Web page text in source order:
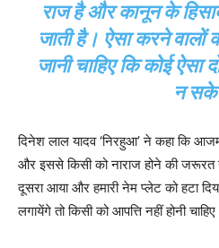
राज है और कानून के
जाती है। ऐसा करने वालों
जानी चाहिए कि कोई ऐसा
न
दिनेश लाल यादव ‘निरहुआ’ ने कहा कि
और इससे किसी को नाराज होने की
दूसरा आया और हमारी नेम प्लेट को हटा
लगायेंगे तो किसी को आपत्ति नहीं होनी